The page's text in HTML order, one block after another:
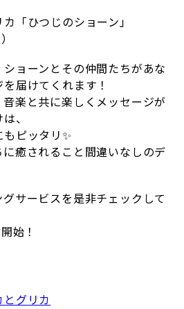
「ひつじのショーン」
ョーンとその仲間たちがあな
届けてくれます！
楽と共に楽しくメッセージが
、
ピッタリ✨
癒されること間違いなしのデ
サービスを是非チェックして
始！
とグリカ